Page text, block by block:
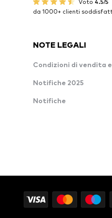
da 1000+ clienti
NOTE LEGALI
Condizioni di vendita
Notifiche 2025
Notifiche